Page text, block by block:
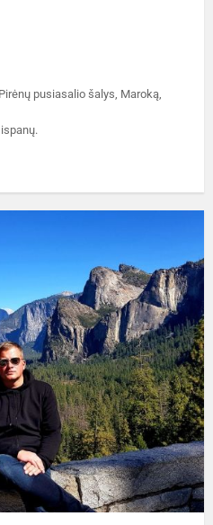
pusiasalio šalys, Maroką,